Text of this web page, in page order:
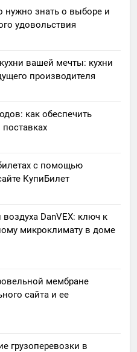
нужно знать о выборе и
удовольствия
вашей мечты: кухни
производителя
как обеспечить
с помощью
КупиБилет
DanVEX: ключ к
микроклимату в доме
мембране
сайта и ее
грузоперевозки в